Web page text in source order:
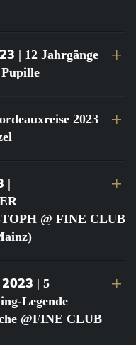
| 12 Jahrgänge
2023
|
@ FINE CLUB
| 5
Legende
@FINE CLUB